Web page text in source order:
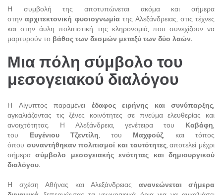
Η συμβολή της αποτυπώνεται ακόμα και σήμερα
στηναρχιτεκτονική φυσιογνωμίατης Αλεξάνδρειας, στις τέχνες
και στην άυλη πολιτιστική της κληρονομιά, που συνεχίζουν να
μαρτυρούν το βάθος των δεσμών μεταξύ των δύο λαών.
Μια πόλη σύμβολο του
μεσογειακού διαλόγου
Η Αίγυπτος παραμένει έδαφος ειρήνης και συνύπαρξης,
αγκαλιάζοντας τις ξένες κοινότητες σε πνεύμα ελευθερίας και
ανοιχτότητας. Η Αλεξάνδρεια, γενέτειρα του Καβάφη,
του Ευγένιου Τζεντίλη, του Μαχφούζ, και τόπος
όπου συναντήθηκαν πολιτισμοί και ταυτότητες, αποτελεί μέχρι
σήμερασύμβολο μεσογειακής ενότητας και δημιουργικού
διαλόγου.
Η σχέση Αθήνας και Αλεξάνδρειας ανανεώνεται σήμερα